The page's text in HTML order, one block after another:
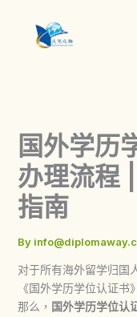
content
国外学历
办理流程
指南
By
对于所有海外留学归国
《国外学历学位认证书
那么， 国外学历学位认